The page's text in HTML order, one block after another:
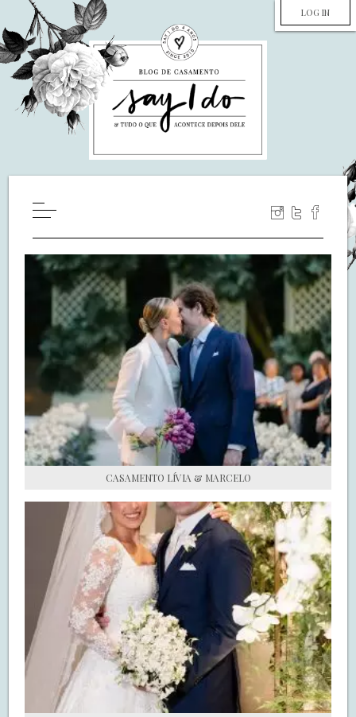
LOG IN
WILL YOU MARRY ME?
LUA DE MEL
COZINHA
DECORAÇÃO
DE NOIVA PRA NOIVA
S.O.S CASADAS
FALE COM O SAY I DO
CASAMENTO LÍVIA & MARCELO